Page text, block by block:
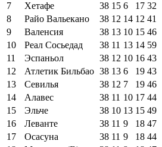
7 Хетафе 38 15 6 17 32
8
Райо Вальекано 38 12 14 12 41
9
Валенсия 38 13 10 15 46
10
Реал Сосьедад 38 11 13 14 59
11
Эспаньол 38 12 10 16 43
12
Атлетик Бильбао 38 13 6 19 43
13
Севилья 38 12 7 19 46
14
Алавес 38 11 10 17 44
15
Эльче 38 10 13 15 49
16
Леванте 38 11 9 18 47
17
Осасуна 38 11 9 18 44